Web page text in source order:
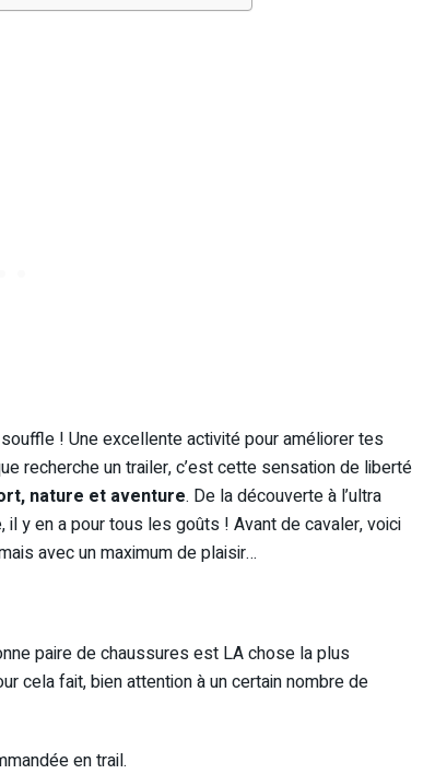
! Une excellente activité pour améliorer tes
recherche un trailer, c’est cette sensation de liberté
nature et aventure. De la découverte à l’ultra
y en a pour tous les goûts ! Avant de cavaler, voici
avec un maximum de plaisir…
paire de chaussures est LA chose la plus
cela fait, bien attention à un certain nombre de
en trail.